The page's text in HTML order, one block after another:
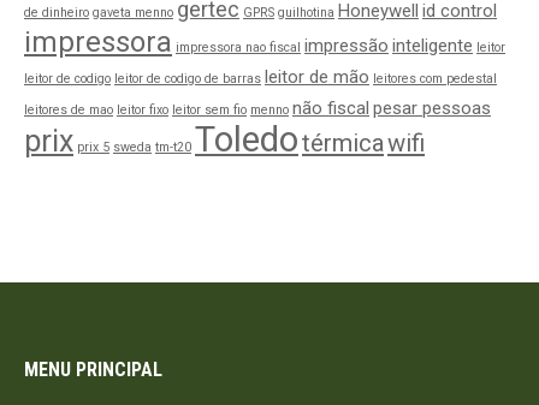
de dinheiro gaveta menno gertec GPRS guilhotina Honeywell id control
impressora impressora nao fiscal impressão inteligente leitor
leitor de codigo leitor de codigo de barras leitor de mão leitores com pedestal
leitores de mao leitor fixo leitor sem fio menno não fiscal pesar pessoas
prix prix 5 sweda tm-t20 Toledotérmicawifi
MENU PRINCIPAL